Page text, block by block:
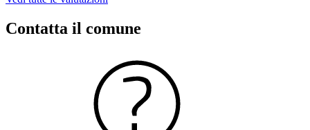
Contatta il comune